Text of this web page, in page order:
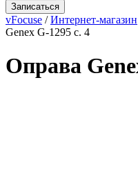
Записаться
vFocuse /Интернет-магазин
Genex G-1295 c. 4
Оправа